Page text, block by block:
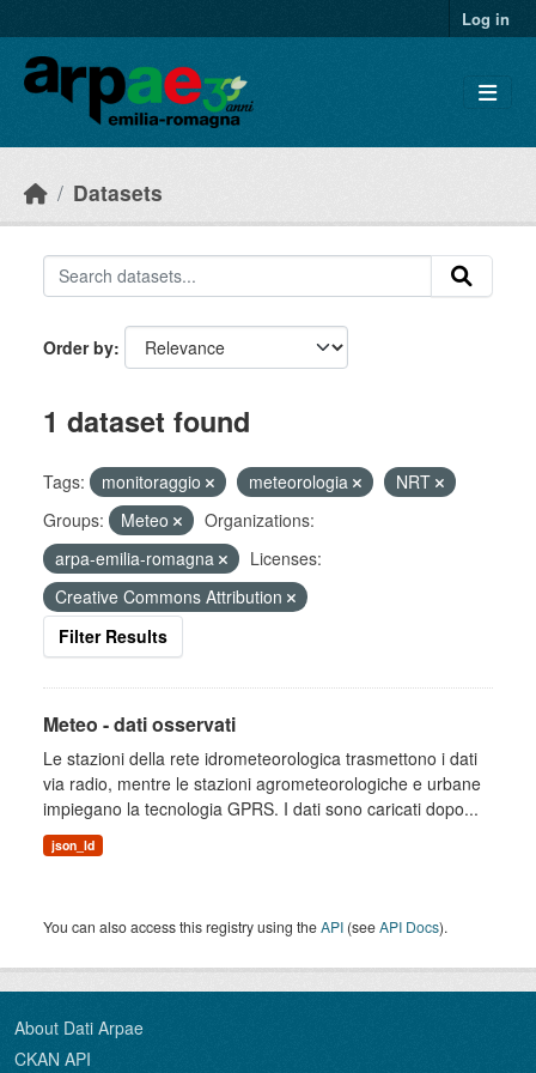
Log in
Datasets
Order by
1 dataset found
Tags: monitoraggio meteorologia
NRT
Groups:
Meteo
Organizations:
arpa-emilia-romagna
Licenses:
Creative Commons Attribution
Filter Results
Meteo - dati osservati
Le stazioni della rete idrometeorologica trasmettono i dati
via radio, mentre le stazioni agrometeorologiche e urbane
impiegano la tecnologia GPRS. I dati sono caricati dopo...
json_ld
You can also access this registry using theAPI (seeAPI Docs).
About Dati Arpae
CKAN API